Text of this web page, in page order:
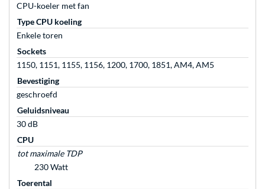
CPU-koeler met fan
Type CPU koeling
Enkele toren
Sockets
1150, 1151, 1155, 1156, 1200, 1700, 1851, AM4, AM5
Bevestiging
geschroefd
Geluidsniveau
30 dB
CPU
tot maximale TDP
230 Watt
Toerental